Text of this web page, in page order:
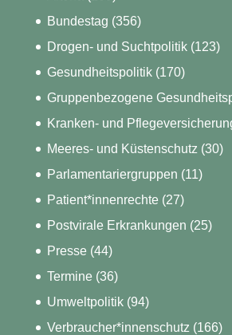
Bundestag (356)
Drogen- und Suchtpolitik(123)
Gesundheitspolitik(170)
Gruppenbezogene
Kranken- und
Meeres- und Küstenschutz (30)
Parlamentariergruppen (11)
Patient*innenrechte(27)
Postvirale Erkrankungen (25)
Presse(44)
Termine(36)
Umweltpolitik(94)
Verbraucher*innenschutz (166)